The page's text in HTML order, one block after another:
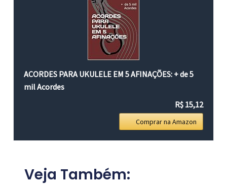
ACORDES PARA UKULELE EM 5 AFINAÇÕES: + de 5
mil Acordes
R$ 15,12
Comprar na Amazon
Veja Também: